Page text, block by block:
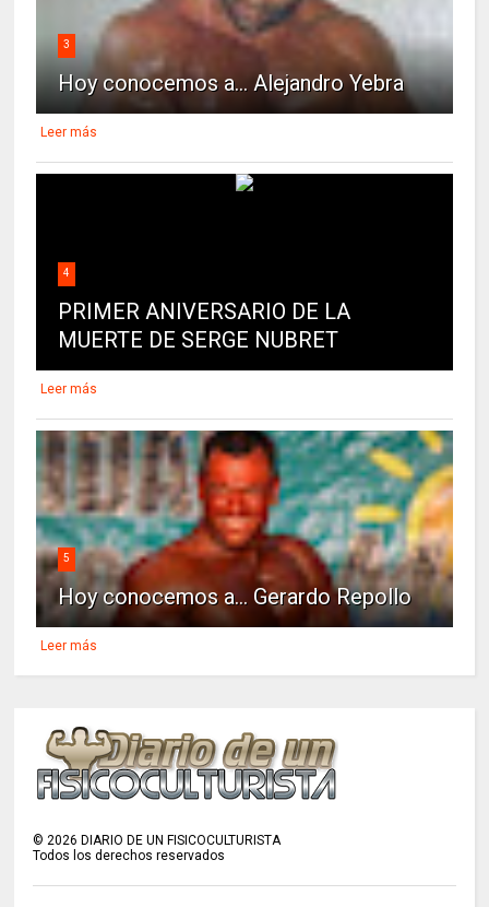
3
Hoy conocemos a... Alejandro Yebra
Leer más
4
PRIMER ANIVERSARIO DE LA
MUERTE DE SERGE NUBRET
Leer más
5
Hoy conocemos a... Gerardo Repollo
Leer más
©2026 DIARIO DE UN FISICOCULTURISTA
Todos los derechos reservados